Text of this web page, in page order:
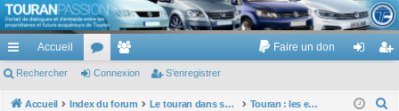
TouranPassion
Le forum des propriétaires ou futurs acquéreurs du Volkswagen Touran
cc
ès
Accueil
or
u
e
m
Faire un don
ne nr
Rechercher Connexion S’enregistrer
Accueil Index du forum Le touran dans ses versions I (V1 V2 V3) et II ... Touran : les entretiens, les réparations, les remplacements : faire soi même